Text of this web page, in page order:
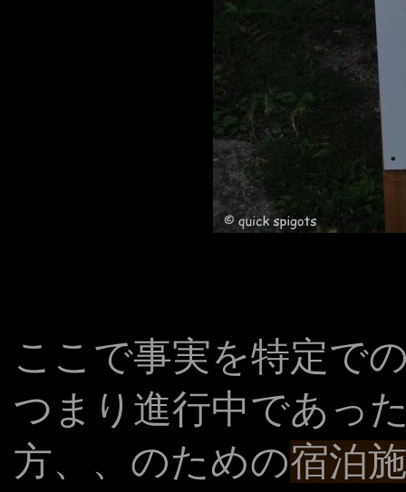
ここで事実を特定で
つまり進行中であっ
方、、のための宿泊